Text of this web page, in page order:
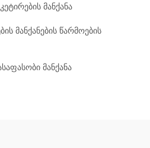
მანქანა
მანქანების წარმოების
მანქანა